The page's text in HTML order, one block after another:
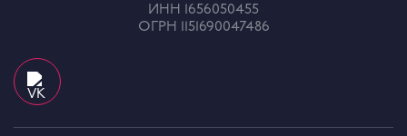
ИНН 1656050455
ОГРН 1151690047486